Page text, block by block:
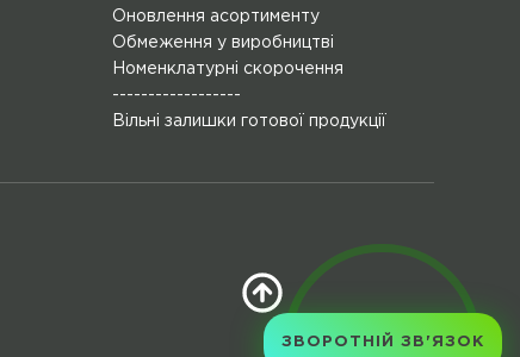
Оновлення асортименту
Обмеження у виробництві
Номенклатурні скорочення
------------------
Вільні залишки готової продукції
ЗВОРОТНІЙ ЗВ'ЯЗОК